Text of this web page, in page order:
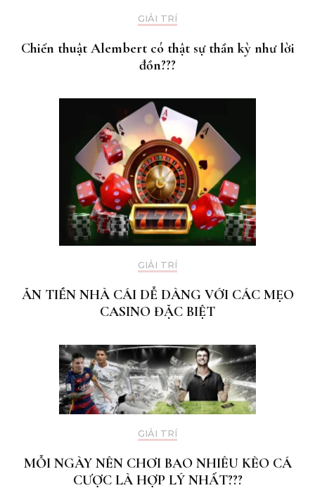
GIẢI TRÍ
Chiến thuật Alembert có thật sự thần kỳ như lời
đồn???
GIẢI TRÍ
ĂN TIỀN NHÀ CÁI DỄ DÀNG VỚI CÁC MẸO
CASINO ĐẶC BIỆT
GIẢI TRÍ
MỖI NGÀY NÊN CHƠI BAO NHIÊU KÈO CÁ
CƯỢC LÀ HỢP LÝ NHẤT???